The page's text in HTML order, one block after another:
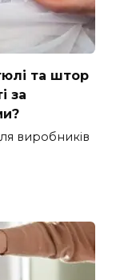
та штор
за
виробників